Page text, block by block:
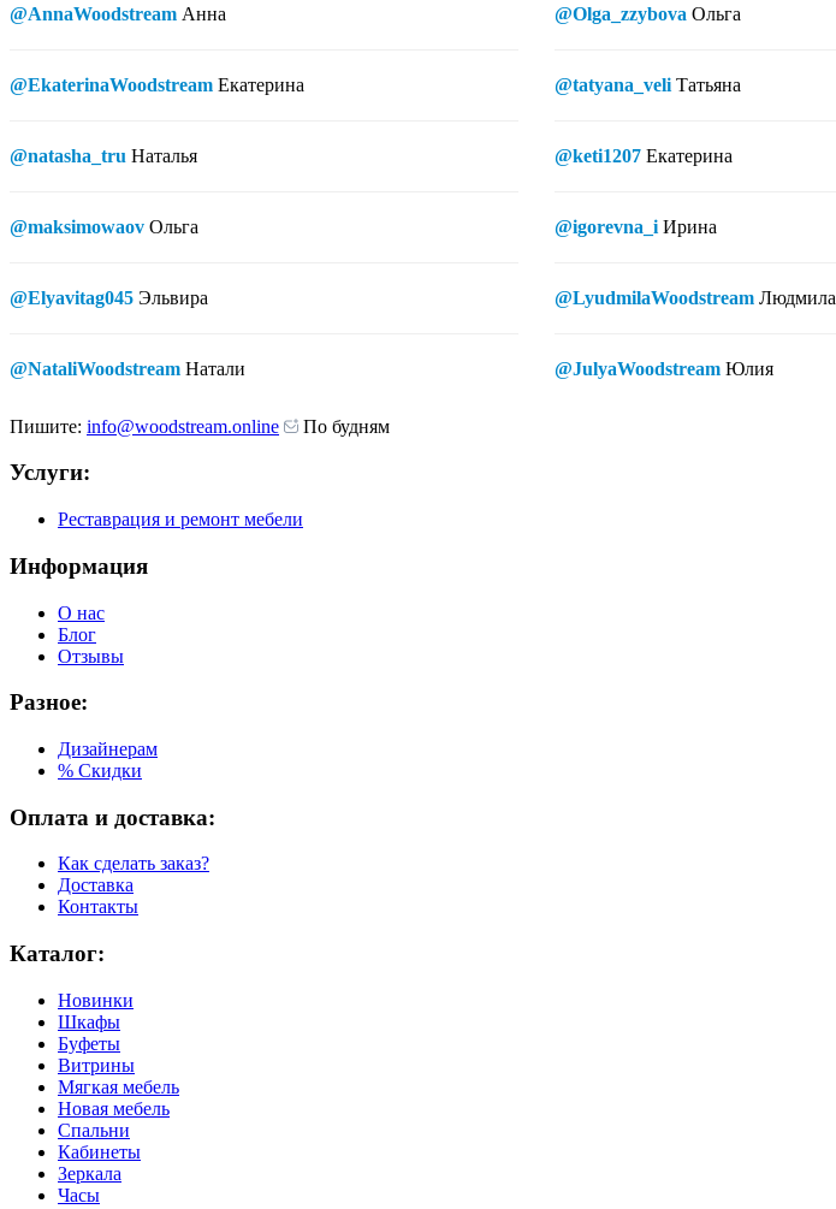
@AnnaWoodstream Анна
@EkaterinaWoodstream Екатерина
@natasha_tru Наталья
@maksimowaov Ольга
@Elyavitag045 Эльвира
@NataliWoodstream Натали
@Olga_zzybova Ольга
@tatyana_veli Татьяна
@keti1207 Екатерина
@igorevna_i Ирина
@LyudmilaWoodstream Людмила
@JulyaWoodstream Юлия
Пишите: info@woodstream.online По будням
Услуги:
Реставрация и ремонт мебели
Информация
О нас
Блог
Отзывы
Разное:
Дизайнерам
% Скидки
Оплата и доставка:
Как сделать заказ?
Доставка
Контакты
Каталог:
Новинки
Шкафы
Буфеты
Витрины
Мягкая мебель
Новая мебель
Спальни
Кабинеты
Зеркала
Часы